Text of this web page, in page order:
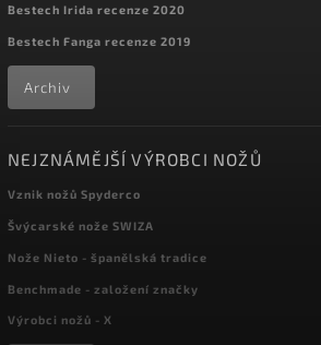
Bestech Irida recenze 2020
Bestech Fanga recenze 2019
Archiv
NEJZNÁMĚJŠÍ VÝROBCI NOŽŮ
Vznik nožů Spyderco
Švýcarské nože SWIZA
Nože Nieto - španělská tradice
Benchmade - založení značky
Výrobci nožů - X